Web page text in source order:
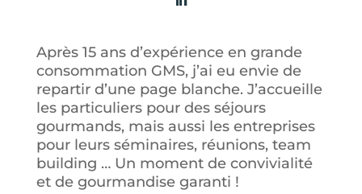
Après 15 ans d’expérience en grande
consommation GMS, j’ai eu envie de
repartir d’une page blanche. J’accueille
les particuliers pour des séjours
gourmands, mais aussi les entreprises
pour leurs séminaires, réunions, team
building … Un moment de convivialité
et de gourmandise garanti !